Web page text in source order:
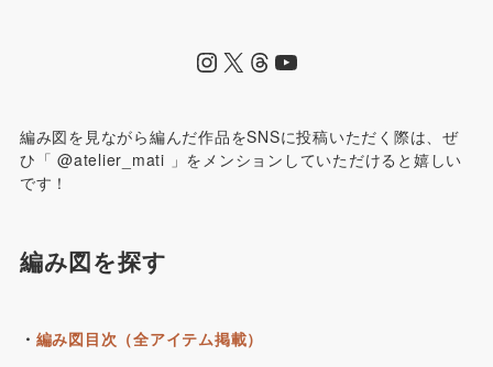
編み図を見ながら編んだ作品をSNSに投稿いただく際は、ぜ
ひ「 @atelier_mati 」をメンションしていただけると嬉しい
です！
編み図を探す
・ 編み図目次（全アイテム掲載）